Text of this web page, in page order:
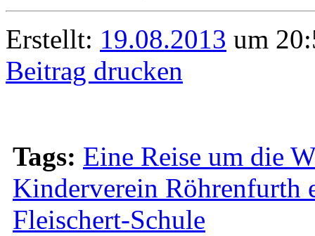
Erstellt: 19.08.2013 um
Beitrag drucken
Tags: Eine Reise um die
Kinderverein Röhrenfurth
Fleischert-Schule